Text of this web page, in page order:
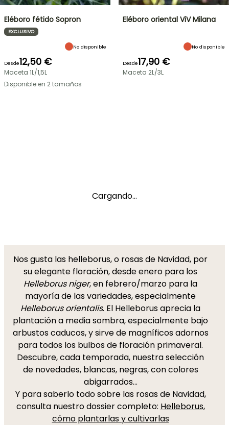
Eléboro fétido Sopron
EXCLUSIVO
No disponible
Desde12,50 €
Maceta 1L/1,5L
Disponible en 2 tamaños
Eléboro oriental ViV Milana
No disponible
Desde17,90 €
Maceta 2L/3L
Cargando...
Nos gusta las helleborus, o rosas de Navidad, por
su elegante floración, desde enero para los
Helleborus niger, en febrero/marzo para la
mayoría de las variedades, especialmente
Helleborus orientalis. El Helleborus aprecia la
plantación a media sombra, especialmente bajo
arbustos caducos, y sirve de magníficos adornos
para todos los bulbos de floración primaveral.
Descubre, cada temporada, nuestra selección
de novedades, blancas, negras, con colores
abigarrados...
Y para saberlo todo sobre las rosas de Navidad,
consulta nuestro dossier completo: Helleborus,
cómo plantarlas y cultivarlas